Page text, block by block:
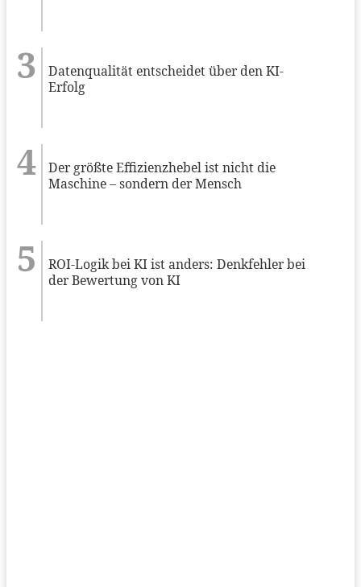
Datenqualität entscheidet über den KI-
Erfolg
Der größte Effizienzhebel ist nicht die
Maschine – sondern der Mensch
ROI-Logik bei KI ist anders: Denkfehler bei
der Bewertung von KI